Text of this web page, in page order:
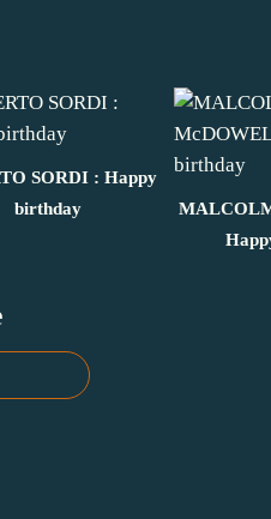
SORDI : Happy
birthday